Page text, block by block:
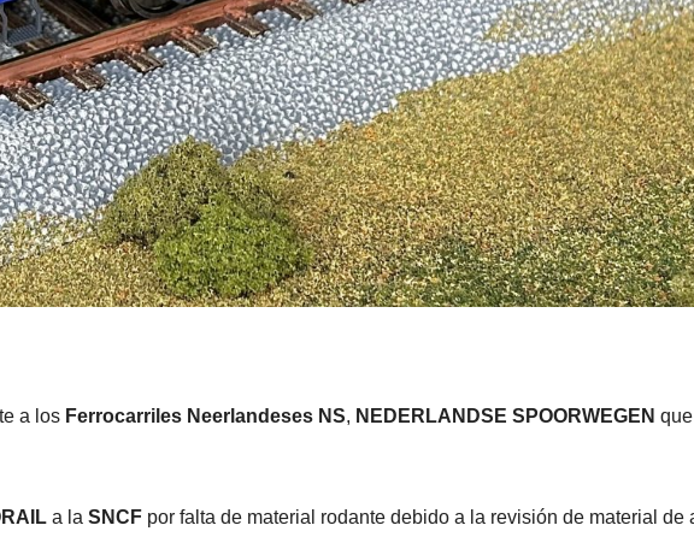
a los Ferrocarriles Neerlandeses NS, NEDERLANDSE SPOORWEGEN
a la SNCF por falta de material rodante debido a la revisión de material de